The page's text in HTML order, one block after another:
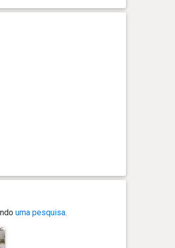
uma pesquisa.